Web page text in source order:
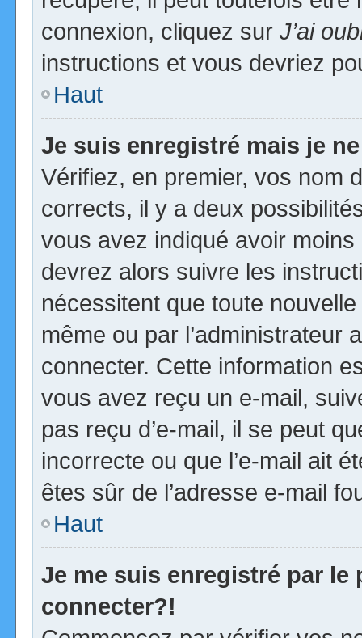
connexion, cliquez sur J’ai
instructions et vous devriez
Haut
Je suis enregistré mais je
Vérifiez, en premier, vos nom
corrects, il y a deux
vous avez indiqué avoir
devrez alors suivre les
nécessitent que toute
même ou par l’administrateur
connecter. Cette information
vous avez reçu un e-mail,
pas reçu d’e-mail, il se peut
incorrecte ou que l’e-mail ait
êtes sûr de l’adresse e-mail
Haut
Je me suis enregistré par le
connecter?!